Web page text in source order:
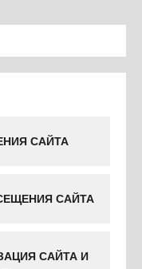
САЙТА
САЙТА
САЙТА И